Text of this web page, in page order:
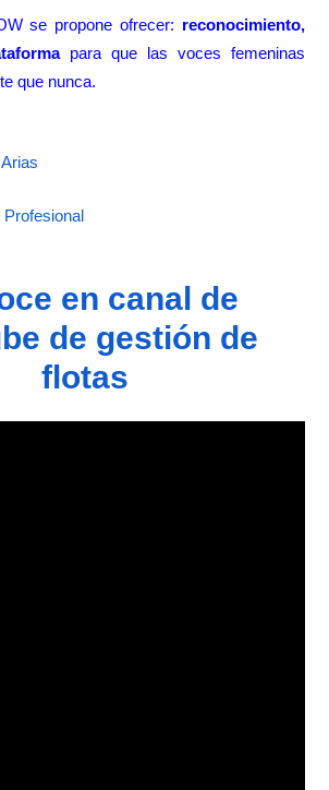
se propone ofrecer: reconocimiento,
para que las voces femeninas
que nunca.
en canal de
de gestión de
flotas